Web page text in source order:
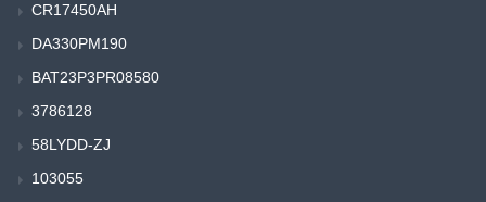
CR17450AH
DA330PM190
BAT23P3PR08580
3786128
58LYDD-ZJ
103055